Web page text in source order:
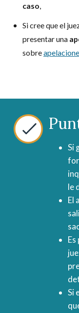
caso
Si cree que el
presentar una
sobre
Si
le
El
Si